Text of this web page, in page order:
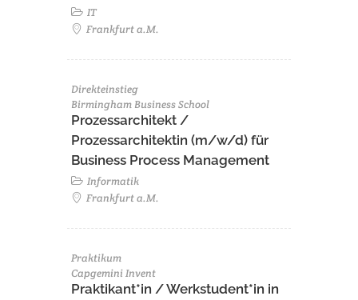
IT
Frankfurt a.M.
Direkteinstieg
Birmingham Business School
Prozessarchitekt /
Prozessarchitektin (m/w/d) für
Business Process Management
Informatik
Frankfurt a.M.
Praktikum
Capgemini Invent
Praktikant*in / Werkstudent*in in